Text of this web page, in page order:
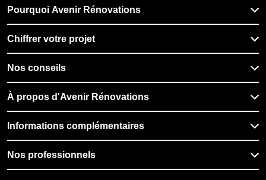
Pourquoi Avenir Rénovations
Chiffrer votre projet
Nos conseils
À propos d'Avenir Rénovations
Informations complémentaires
Nos professionnels